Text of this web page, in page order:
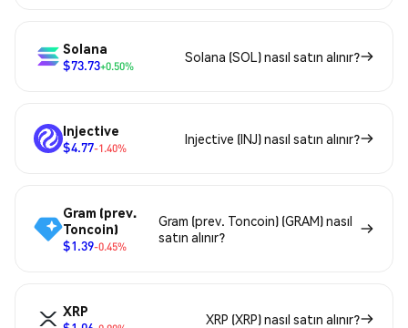
Solana
$73.73+0.50%
Solana (SOL) nasıl satın alınır?
Injective
$4.77-1.40%
Injective (INJ) nasıl satın alınır?
Gram (prev.
Toncoin)
$1.39-0.45%
Gram (prev. Toncoin) (GRAM) nasıl
satın alınır?
XRP
XRP (XRP) nasıl satın alınır?